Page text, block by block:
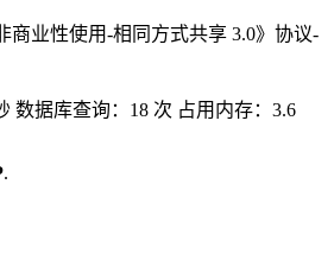
商业性使用-相同方式共享 3.0》协议-
数据库查询：18 次 占用内存：3.6
.